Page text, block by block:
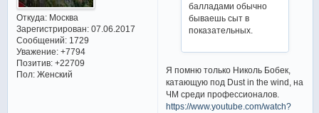
Откуда:Москва
Зарегистрирован: 07.06.2017
Сообщений:1729
Уважение: +7794
Позитив: +22709
Пол:Женский
балладами обычно
бываешь сыт в
показательных.
Я помню только Николь Бобек,
катающую под Dust in the wind, на
ЧМ среди профессионалов.
https://www.youtube.com/watch?